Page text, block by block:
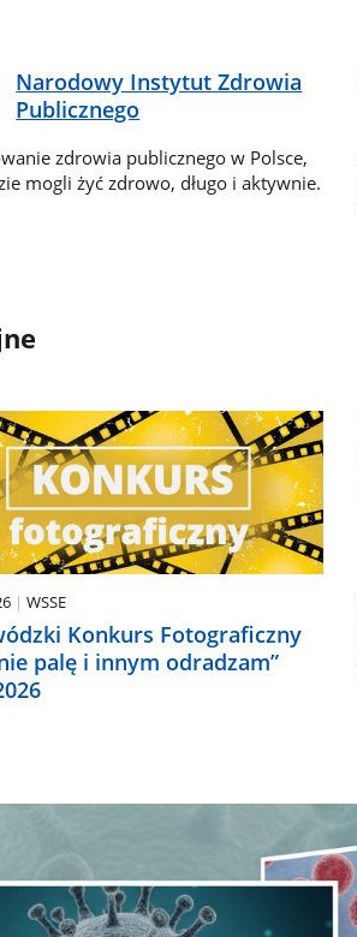
Narodowy Instytut Zdrowia
Publicznego
zdrowia publicznego w Polsce,
mogli żyć zdrowo, długo i aktywnie.
WSSE
Konkurs Fotograficzny
palę i innym odradzam”